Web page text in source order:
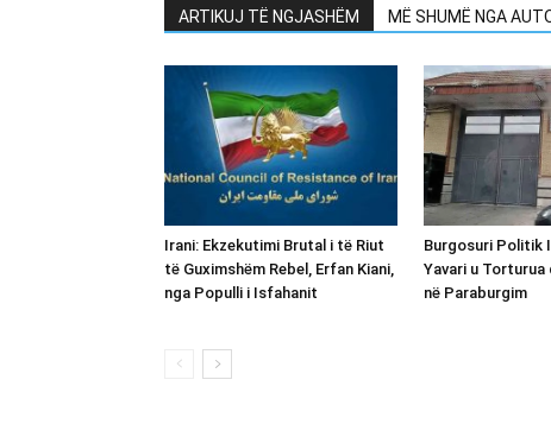
ARTIKUJ TË NGJASHËM MË SHUMË NGA
Irani: Ekzekutimi Brutal i të Riut
të Guximshëm Rebel, Erfan Kiani,
nga Populli i Isfahanit
Burgosuri Politik
Yavari u Torturua
në Paraburgim